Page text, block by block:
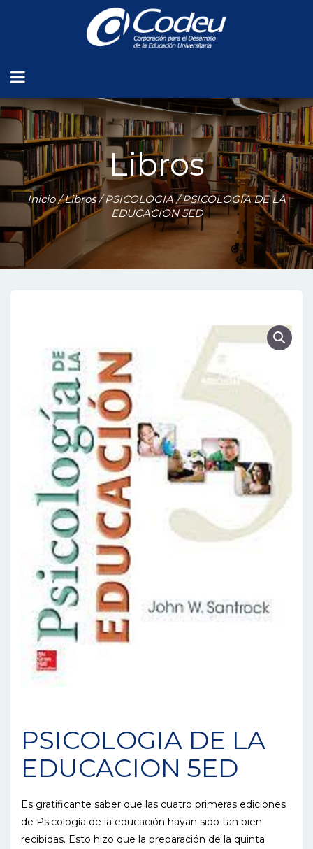
Libros
Inicio/Libros/PSICOLOGIA/ PSICOLOGIA DE LA
EDUCACION 5ED
PSICOLOGIA DE LA
EDUCACION 5ED
Es gratificante saber que las cuatro primeras ediciones
de Psicología de la educación hayan sido tan bien
recibidas. Esto hizo que la preparación de la quinta